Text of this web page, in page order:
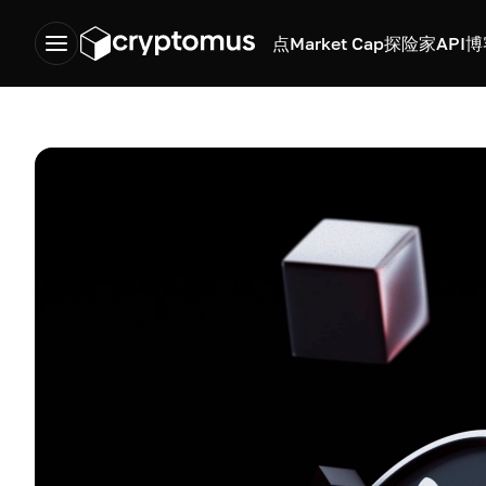
点Market Cap探险家API